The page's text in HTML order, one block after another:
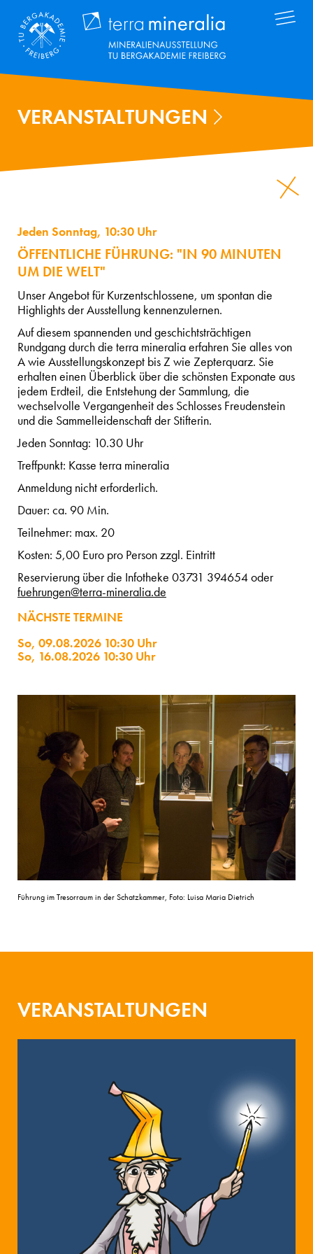
Inhalt
Terra
VERANSTALTUNGEN
Jeden Sonntag, 10:30 Uhr
ÖFFENTLICHE FÜHRUNG: "IN 90 MINUTEN
UM DIE WELT"
Unser Angebot für Kurzentschlossene, um spontan die
Highlights der Ausstellung kennenzulernen.
Auf diesem spannenden und geschichtsträchtigen
Rundgang durch die terra mineralia erfahren Sie alles von
A wie Ausstellungskonzept bis Z wie Zepterquarz. Sie
erhalten einen Überblick über die schönsten Exponate aus
jedem Erdteil, die Entstehung der Sammlung, die
wechselvolle Vergangenheit des Schlosses Freudenstein
und die Sammelleidenschaft der Stifterin.
Jeden Sonntag: 10.30 Uhr
Treffpunkt: Kasse terra mineralia
Anmeldung nicht erforderlich.
Dauer: ca. 90 Min.
Teilnehmer: max. 20
Kosten: 5,00 Euro pro Person zzgl. Eintritt
Reservierung über die Infotheke 03731 394654 oder
fuehrungen@terra-mineralia.de
NÄCHSTE TERMINE
So, 09.08.2026 10:30 Uhr
So, 16.08.2026 10:30 Uhr
Führung im Tresorraum in der Schatzkammer, Foto: Luisa Maria Dietrich
VERANSTALTUNGEN